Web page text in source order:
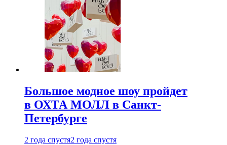
Большое модное шоу пройдет
в ОХТА МОЛЛ в Санкт-
Петербурге
2 года спустя2 года спустя